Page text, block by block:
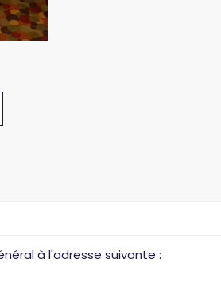
à l'adresse suivante :